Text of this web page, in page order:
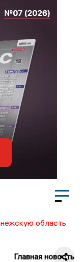
область
Главная новость